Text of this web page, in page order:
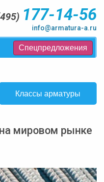
177-14-56
info@armatura-a.ru
Спецпредложения
Классы арматуры
мировом рынке